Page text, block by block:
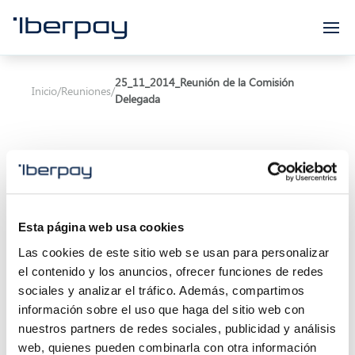
Esta página web usa cookies
Las cookies de este sitio web se usan para personalizar
el contenido y los anuncios, ofrecer funciones de redes
sociales y analizar el tráfico. Además, compartimos
información sobre el uso que haga del sitio web con
nuestros partners de redes sociales, publicidad y análisis
web, quienes pueden combinarla con otra información
Iberpay
Inicio/Reuniones/
25_11_2014_Reunión de la Comisión
Delegada
Asunto:Reunión de la Comisión Delegada
Inicio de la reunión:25/11/2014 16:30
Final de la reunión:25/11/2014 18:30
Localización: